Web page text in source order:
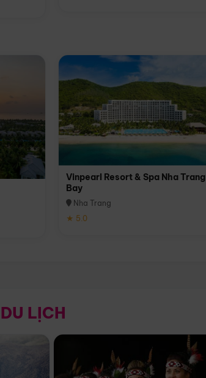
Vinpearl Resort & Spa Nha Trang
Bay
Nha Trang
★ 5.0
LỊCH